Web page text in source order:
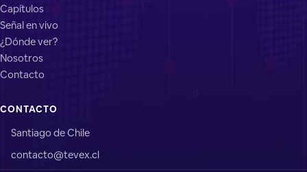
Capítulos
Señal en vivo
¿Dónde ver?
Nosotros
Contacto
CONTACTO
Santiago de Chile
contacto@tevex.cl